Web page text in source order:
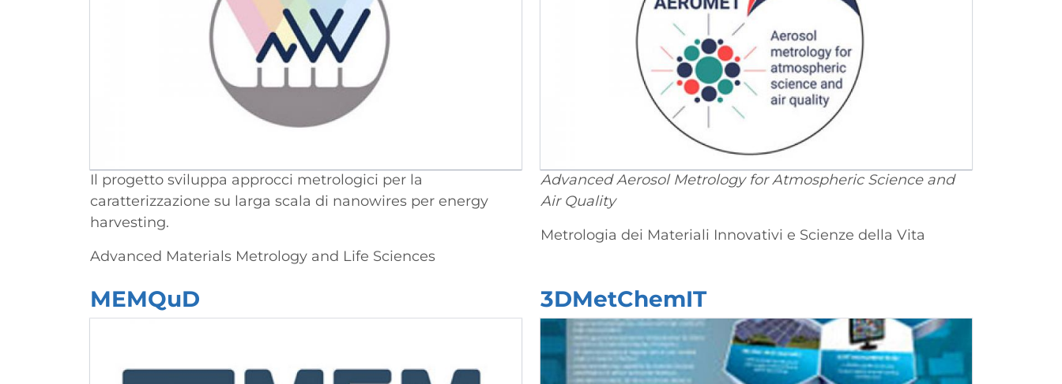
Il progetto sviluppa approcci metrologici per la
caratterizzazione su larga scala di nanowires per energy
harvesting.
Advanced Materials Metrology and Life Sciences
Advanced Aerosol Metrology for Atmospheric Science and
Air Quality
Metrologia dei Materiali Innovativi e Scienze della Vita
MEMQuD 3DMetChemIT